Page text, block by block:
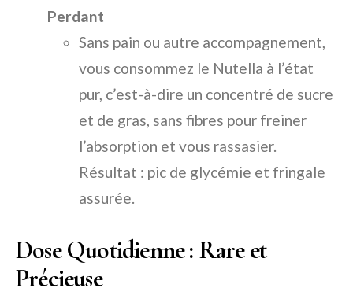
Perdant
Sans pain ou autre accompagnement,
vous consommez le Nutella à l’état
pur, c’est-à-dire un concentré de sucre
et de gras, sans fibres pour freiner
l’absorption et vous rassasier.
Résultat : pic de glycémie et fringale
assurée.
Dose Quotidienne : Rare et
Précieuse